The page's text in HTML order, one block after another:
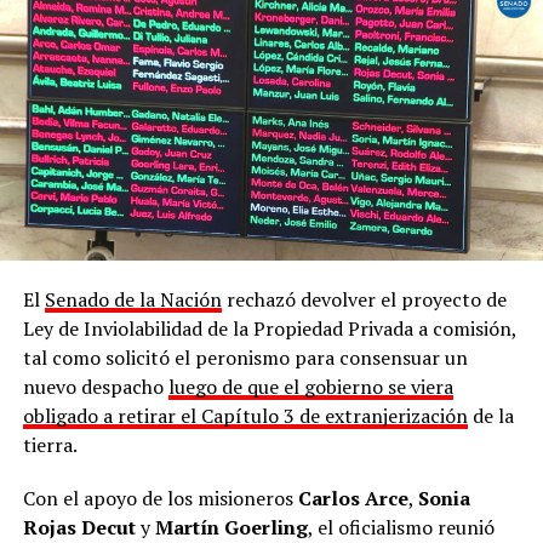
Marcha contra la Ley de Tierras en Posadas
Durante la lectura de un documento colectivo, los
presentes hicieron referencia a los datos del
país reúne un total de 13 millones de hectáreas en
manos extranjeras, el equivalente a cuatro veces la
El Senado de la Naciónrechazó devolver el proyecto de
Ley de Inviolabilidad de la Propiedad Privada a comisión,
tal como solicitó el peronismo para consensuar un
nuevo despacholuego de que el gobierno se viera
obligado a retirar el Capítulo 3 de extranjerizaciónde la
tierra.
Con el apoyo de los misioneros Carlos Arce, Sonia
Rojas DecutyMartín Goerling, el oficialismo reunió